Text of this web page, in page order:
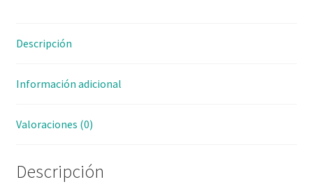
Descripción
Información adicional
Valoraciones (0)
Descripción